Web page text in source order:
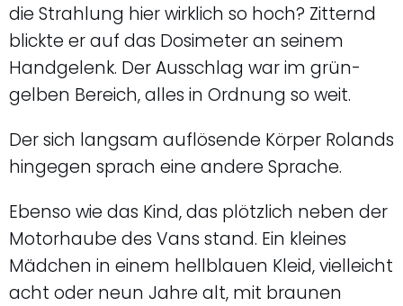
die Strahlung hier wirklich so hoch? Zitternd
blickte er auf das Dosimeter an seinem
Handgelenk. Der Ausschlag war im grün-
gelben Bereich, alles in Ordnung so weit.
Der sich langsam auflösende Körper Rolands
hingegen sprach eine andere Sprache.
Ebenso wie das Kind, das plötzlich neben der
Motorhaube des Vans stand. Ein kleines
Mädchen in einem hellblauen Kleid, vielleicht
acht oder neun Jahre alt, mit braunen